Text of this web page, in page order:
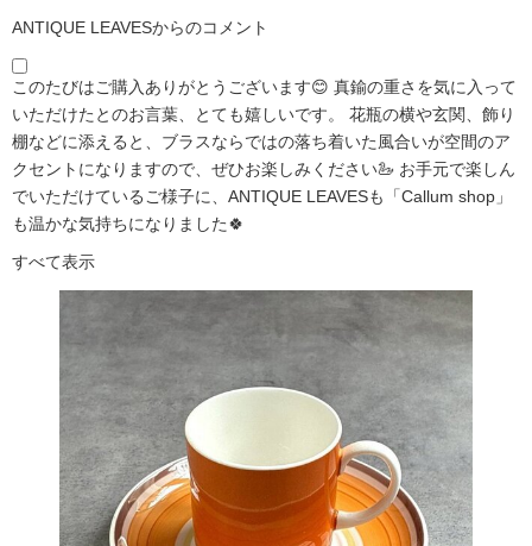
ANTIQUE LEAVESからのコメント
このたびはご購入ありがとうございます😊 真鍮の重さを気に入って
いただけたとのお言葉、とても嬉しいです。 花瓶の横や玄関、飾り
棚などに添えると、ブラスならではの落ち着いた風合いが空間のア
クセントになりますので、ぜひお楽しみください🦢 お手元で楽しん
でいただけているご様子に、ANTIQUE LEAVESも「Callum shop」
も温かな気持ちになりました🍀
すべて表示